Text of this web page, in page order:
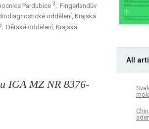
Pardubice 3; Fingerlandův
oddělení, Krajská
; Dětské oddělení, Krajská
IGA MZ NR 8376-
All